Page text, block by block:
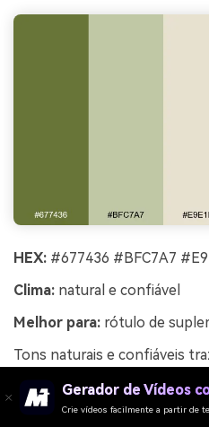
HEX: #677436 #BFC7A7
Clima: natural e confiável
Melhor para: rótulo de
Tons naturais e confiáveis
cores oliva como esta
produtos de bem-estar que
Gerador de Vídeos
Crie vídeos facilmente a partir de